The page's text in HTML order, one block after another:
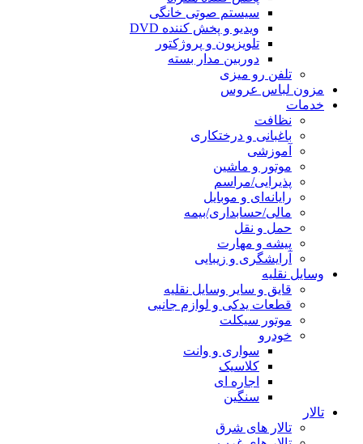
سیستم صوتی خانگی
ویدیو و پخش کننده DVD
تلویزیون و پروژکتور
دوربین مدار بسته
تلفن رو میزی
مزون لباس عروس
خدمات
نظافت
باغبانی و درختکاری
آموزشی
موتور و ماشین
پذیرایی/مراسم
رایانه‌ای و موبایل
مالی/حسابداری/بیمه
حمل و نقل
پیشه و مهارت
آرایشگری و زیبایی
وسایل نقلیه
قایق و سایر وسایل نقلیه
قطعات یدکی و لوازم جانبی
موتور سیکلت
خودرو
سواری و وانت
کلاسیک
اجاره ای
سنگین
تالار
تالار های شرق